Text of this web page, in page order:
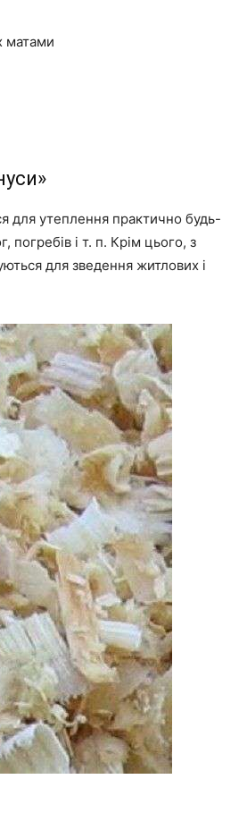
матами
»
для утеплення практично будь-
погребів і т. п. Крім цього, з
для зведення житлових і